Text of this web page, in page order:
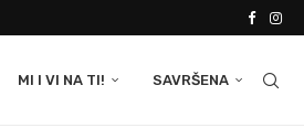
MI I VI NA TI! SAVRŠENA